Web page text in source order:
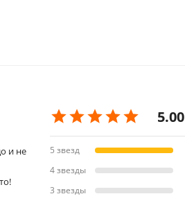
и не
5 звезд
4 звезды
3 звезды